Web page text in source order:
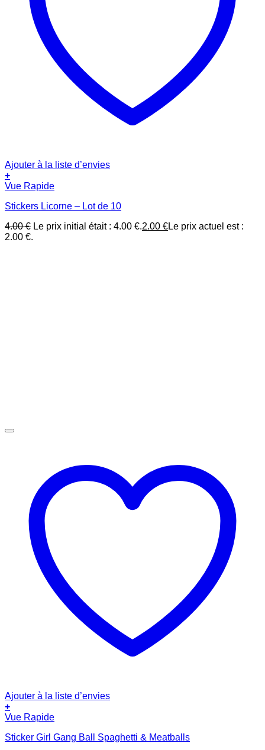
Ajouter à la liste d’envies
+
Vue Rapide
Stickers Licorne – Lot de 10
4.00€ Le prix initial était : 4.00 €.2.00 €Le prix actuel est :
2.00 €.
Ajouter à la liste d’envies
+
Vue Rapide
Sticker Girl Gang Ball Spaghetti & Meatballs